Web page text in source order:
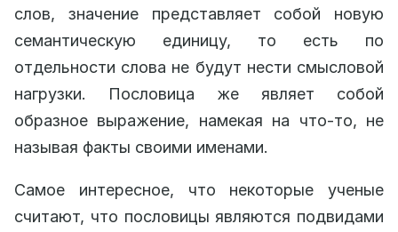
слов, значение представляет собой новую
семантическую единицу, то есть по
отдельности слова не будут нести смысловой
нагрузки. Пословица же являет собой
образное выражение, намекая на что-то, не
называя факты своими именами.
Самое интересное, что некоторые ученые
считают, что пословицы являются подвидами